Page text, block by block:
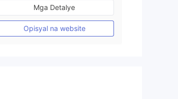
Paggawa ng Market (MM)
Pangunahing label na MT4
Mga Detalye
Opisyal na website